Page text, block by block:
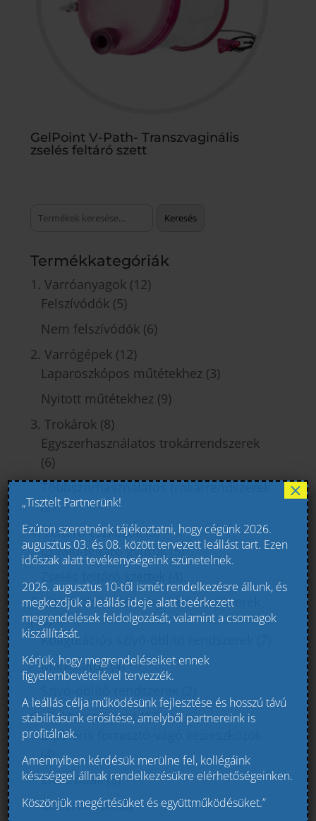
GelPoint V-Path- Transzvaginális
zselés feltáró szett
Keresés
következőre:
Keresés
Termékkategóriák
1. Varróanyagok (12)
Felszívódók (5)
Nem felszívódók (6)
2. Varrógépek (12)
Laparoszkópos műtétekhez (3)
Nyitott műtétekhez (9)
3. Trokárok (8)
Egyszerhasználatos trokárrendszerek
(6)
Többszörhasználatos trokárrendszerek
(2)
4. Feltáró eszközök (8)
Izoláló-feltáró gyűrűk (5)
5. Szívó-öblítő és koaguláló rendszerek
(13)
Koagulációs szívó-öblítő rendszerek
Markolatok (4)
6. Elektrosebészet (13)
Bipoláris forrasztó-vágó kézieszközök
(4)
Elektródák (3)
Generátorok (2)
„Tisztelt Partnerünk!
Ezúton szeretnénk tájékoztatni, hogy cégünk 2026.
augusztus 03. és 08. között tervezett leállást tart. Ezen
időszak alatt tevékenységeink szünetelnek.
2026. augusztus 10-től ismét rendelkezésre állunk, és
megkezdjük a leállás ideje alatt beérkezett
megrendelések feldolgozását, valamint a csomagok
kiszállítását.
Kérjük, hogy megrendeléseiket ennek
figyelembevételével tervezzék.
A leállás célja működésünk fejlesztése és hosszú távú
stabilitásunk erősítése, amelyből partnereink is
profitálnak.
Amennyiben kérdésük merülne fel, kollégáink
készséggel állnak rendelkezésükre elérhetőségeinken.
Köszönjük megértésüket és együttműködésüket.”
×